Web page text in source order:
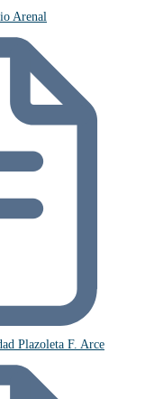
Arenal
Plazoleta F. Arce